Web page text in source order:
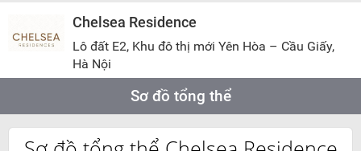
Chelsea Residence
Lô đất E2, Khu đô thị mới Yên Hòa – Cầu Giấy,
Hà Nội
Sơ đồ tổng thể